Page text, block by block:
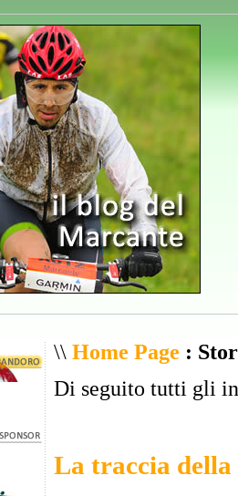
\\ Home Page :
Di seguito tutti gli
La traccia della